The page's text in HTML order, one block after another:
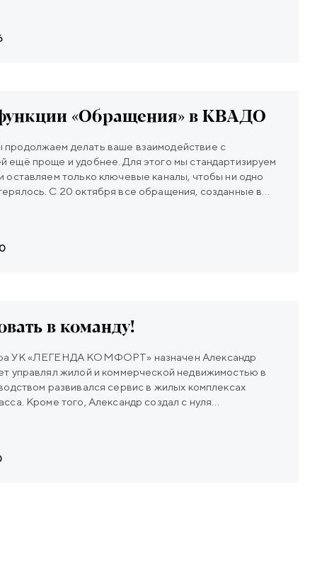
«Обращения» в КВАДО
ещё проще и удобнее. Для этого мы стандартизируем
оставляем только ключевые каналы, чтобы ни одно
С 20 октября все обращения, созданные в
воспользоваться следующими способами:
в команду!
УК «ЛЕГЕНДА КОМФОРТ» назначен Александр
управлял жилой и коммерческой недвижимостью в
развивался сервис в жилых комплексах
Кроме того, Александр создал с нуля
в которой житель чувствует себя дома уже при входе